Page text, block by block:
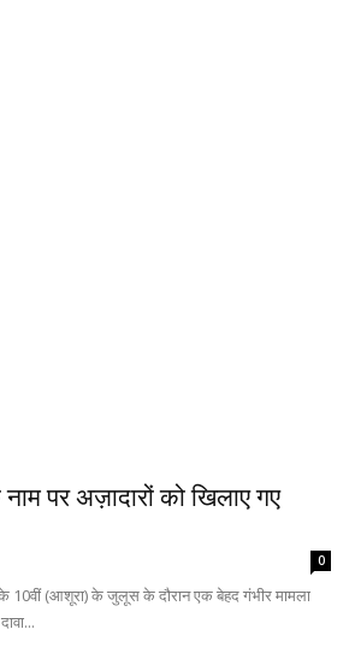
पर अज़ादारों को खिलाए गए
0
10वीं (आशूरा) के जुलूस के दौरान एक बेहद गंभीर मामला